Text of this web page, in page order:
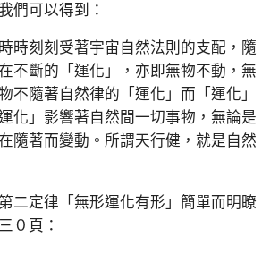
們可以得到：
刻刻受著宇宙自然法則的支配，隨
不斷的「運化」，亦即無物不動，無
不隨著自然律的「運化」而「運化」
化」影響著自然間一切事物，無論是
隨著而變動。所謂天行健，就是自然
定律「無形運化有形」簡單而明瞭
０頁：